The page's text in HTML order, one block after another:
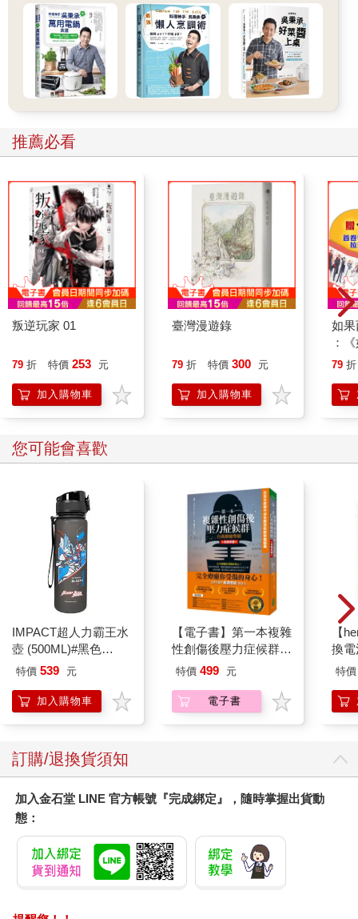
世界。不只日本茶，包括紅茶、烏龍茶在內的各種茶，本書都將
一一探討。
那麼，接下來我就要帶領大家去挖掘茶的魅力，進入茶的世界
了。請一邊喝茶，一邊輕鬆地閱讀下去吧。
第一章 關於茶的「基本常識」
所有茶都是「茶樹」的產物 綠茶、紅茶、烏龍茶……生活裡有各
式各樣的茶，其實都是取「茶樹」的葉子製成的。就讓我們從茶
是什麼？有哪些種類？開始認識起吧！
1-1茶是何方神聖？
茶跟咖啡還有可可一樣，是世界最普及的休閒飲料。接下來我們
將仔細探討茶的魅力，可在那之前得先具備茶的常識才行。被問
到說「茶是什麼東西」時，該怎麼回答才是正確的呢？
日文的茶有兩層意思，當寫成漢字「茶」的時候，指的是茶葉或
茶飲，寫成片假名「チャ」的時候，則是指茶樹這種植物。
一般我們所謂的茶，指的是被分類在山茶科山茶屬的多年生常綠
喬木（茶樹的壽命可長達數十年以上）。茶的學名為「Camellia
sinensis」。「Camellia」就是山茶的意思。山茶也好、茶梅（學
名：Camellia sasanqua）也罷，都屬於山茶科。觀察茶樹的葉
茶樹的生長，除了需要比較溫暖的氣候外，年降雨量更要在1300
〜1500mm以上。再者，大多數植物適合生長在中性〜弱鹼性的
土壤，偏偏茶樹喜歡弱酸性的土壤。比方說，著名的茶葉產地靜
岡縣的牧之原，其土壤就是礫石多、排水性佳的酸性土。狹山
縣的鹿兒島縣，因受到櫻島火山的影響，境內也是酸性土遍布。
茶樹的品種五花八門，據說光是山茶屬的茶樹就有數百種，然
而，目前世界最廣泛運用的茶樹有兩種，分別為中國種與阿薩姆
種（圖1-1）。看圖片就知道，中國種的葉子小，葉長約3〜
5cm；阿薩姆種可達10〜18cm，葉子大是其特點。
日本普遍種植的是耐寒性佳的中國種。中國種的特徵是兒茶素含
量少，胺基酸多，而阿薩姆種適合生長在溫暖的氣候，兒茶素豐
富，胺基酸則較少。
說到跟茶樹同屬山茶科的植物，也有名叫伊洛瓦底種
（Irrawadiensis）或大理種（Taliensis）的茶樹，不過，這些野生
成分的含量少，口感上比不上中國種或阿薩姆種，並不適合拿來
飲用。
有一種名叫「茶椿（cha‧tubaki）」的新品種，乃茶樹和山茶配種
咖啡因、胺基酸等的含量都較低，尚無法商品化。
如上所述，跟其他品種的茶比起來，中國種和阿薩姆種的優點居
是自然交配所生，可以確定是近親無誤。
作為飲料，同樣都是採「煎服再喝」做法的有杜仲茶、南非國寶
茶、武靴藤茶、柿葉茶、魚腥草茶等，雖然它們是沖泡別的植物
的葉子製成的，卻也都叫做「茶」。不過，嚴格來講，在植物學
的分類上，它們並不屬於「茶」的範疇。
推薦必看
叛逆玩家 01
79 折 特價 253 元
加入購物車
臺灣漫遊錄
79 折 特價 300 元
加入購物車
如
：
喵
79 折
您可能會喜歡
IMPACT超人力霸王水
壺 (500ML)#黑色
IMUTB01BK
特價 539 元
加入購物車
【電子書】第一本複雜
性創傷後壓力症候群自
我療癒聖經（長銷典
特價 499 元
電子書
【
換電
特價
訂購/退換貨須知
加入金石堂 LINE 官方帳號『完成綁定』，隨時掌握出貨動
態：